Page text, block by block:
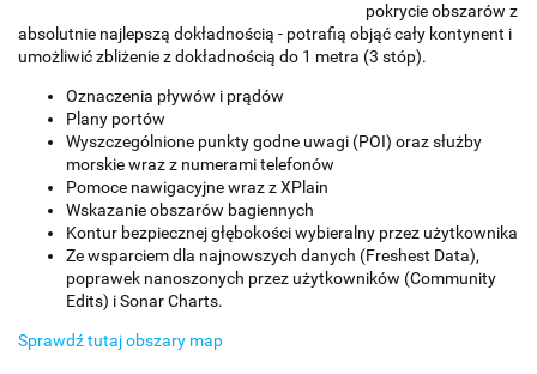
pokrycie obszarów z
absolutnie najlepszą dokładnością - potrafią objąć cały kontynent i
umożliwić zbliżenie z dokładnością do 1 metra (3 stóp).
Oznaczenia pływów i prądów
Plany portów
Wyszczególnione punkty godne uwagi (POI) oraz służby
morskie wraz z numerami telefonów
Pomoce nawigacyjne wraz z XPlain
Wskazanie obszarów bagiennych
Kontur bezpiecznej głębokości wybieralny przez użytkownika
Ze wsparciem dla najnowszych danych (Freshest Data),
poprawek nanoszonych przez użytkowników (Community
Edits) i Sonar Charts.
Sprawdź tutaj obszary map